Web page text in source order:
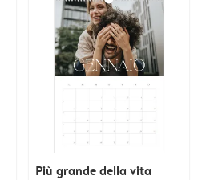
Più grande della vita